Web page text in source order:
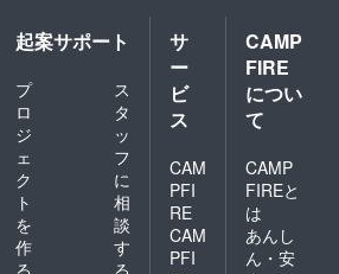
合は眼
科へ
なたの
ご支援
で、こ
の香り
とやさ
しさ
多くの
方に届
けたい
と思っ
ていま
す。 ご
てる土
台に。
・シリ
コンフ
リー
プー）
／低刺
激処方
→ノ
ンシリ
起案サポート
プ
ロ
ジ
ェ
ク
ト
を
作
ス
タ
ッ
フ
に
相
談
す
サ
ー
ビ
ス
CAM
PFI
RE
CAM
PFI
CAMP
FIRE
につい
て
CAMP
FIREと
は
あんし
ん・安